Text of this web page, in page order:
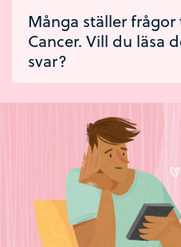
Många ställer frågor
Cancer. Vill du läsa
svar?